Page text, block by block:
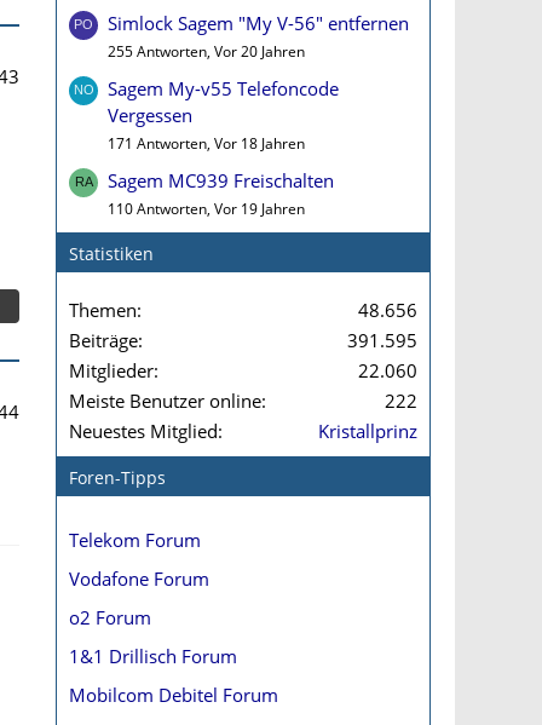
Simlock Sagem "My V-56" entfernen
255 Antworten, Vor 20 Jahren
Sagem My-v55 Telefoncode
Vergessen
171 Antworten, Vor 18 Jahren
Sagem MC939 Freischalten
110 Antworten, Vor 19 Jahren
Statistiken
Themen
48.656
Beiträge
391.595
Mitglieder
22.060
Meiste Benutzer online
222
Neuestes Mitglied
Kristallprinz
Foren-Tipps
Telekom Forum
Vodafone Forum
o2 Forum
1&1 Drillisch Forum
Mobilcom Debitel Forum